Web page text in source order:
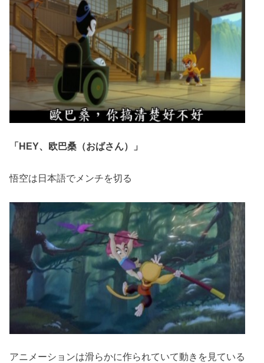
「HEY、欧巴桑（おばさん）」
悟空は日本語でメンチを切る
アニメーションは滑らかに作られていて動きを見ている